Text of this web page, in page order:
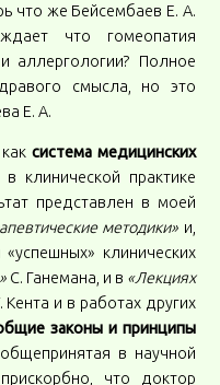
что же Бейсембаев Е. А.
что гомеопатия
аллергологии? Полное
смысла, но это
Е. А.
система медицинских
клинической практике
представлен в моей
методики» и,
клинических
С. Ганемана, и в «Лекциях
Кента и в работах других
законы и принципы
в научной
что доктор